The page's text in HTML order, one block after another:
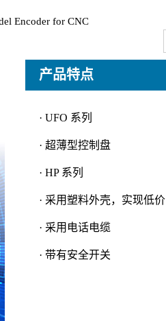
Encoder for CNC
产品特点
· UFO 系列
· 超薄型控制盘
· HP 系列
· 采用塑料外壳，实现低价
· 采用电话电缆
· 带有安全开关